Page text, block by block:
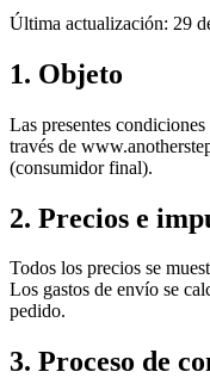
Última actualización: 29
1. Objeto
Las presentes
través de
(consumidor final).
2. Precios e
Todos los precios se
Los gastos de envío se
pedido.
3. Proceso de